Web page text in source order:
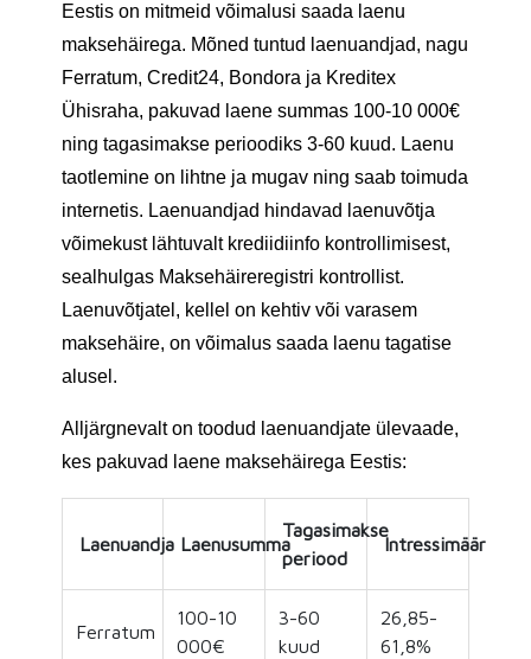
Eestis on mitmeid võimalusi saada laenu
maksehäirega. Mõned tuntud laenuandjad, nagu
Ferratum, Credit24, Bondora ja Kreditex
Ühisraha, pakuvad laene summas 100-10 000€
ning tagasimakse perioodiks 3-60 kuud. Laenu
taotlemine on lihtne ja mugav ning saab toimuda
internetis. Laenuandjad hindavad laenuvõtja
võimekust lähtuvalt krediidiinfo kontrollimisest,
sealhulgas Maksehäireregistri kontrollist.
Laenuvõtjatel, kellel on kehtiv või varasem
maksehäire, on võimalus saada laenu tagatise
alusel.
Alljärgnevalt on toodud laenuandjate ülevaade,
kes pakuvad laene maksehäirega Eestis:
Laenuandja Laenusumma
Tagasimakse
periood
Intressimäär
Ferratum
100-10
000€
3-60
kuud
26,85-
61,8%